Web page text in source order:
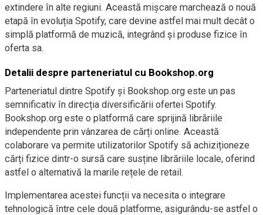
extindere în alte regiuni. Această mișcare marchează o nouă
etapă în evoluția Spotify, care devine astfel mai mult decât o
simplă platformă de muzică, integrând și produse fizice în
oferta sa.
Detalii despre parteneriatul cu Bookshop.org
Parteneriatul dintre Spotify și Bookshop.org este un pas
semnificativ în direcția diversificării ofertei Spotify.
Bookshop.org este o platformă care sprijină librăriile
independente prin vânzarea de cărți online. Această
colaborare va permite utilizatorilor Spotify să achiziționeze
cărți fizice dintr-o sursă care susține librăriile locale, oferind
astfel o alternativă la marile rețele de retail.
Implementarea acestei funcții va necesita o integrare
tehnologică între cele două platforme, asigurându-se astfel o